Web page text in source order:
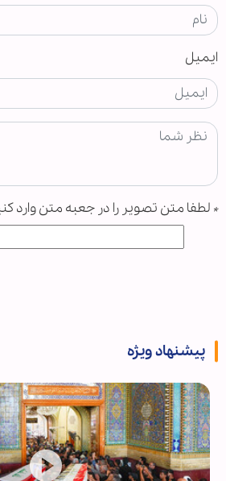
ایمیل
* لطفا متن تصویر را در جعبه متن وارد
پیشنهاد ویژه